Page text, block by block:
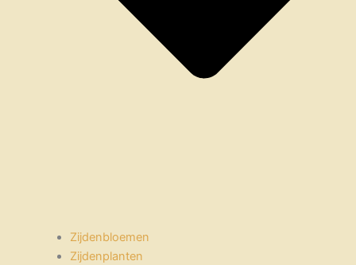
Zijdenbloemen
Zijdenplanten